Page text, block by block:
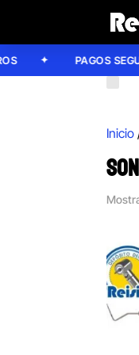
PAGOS
Inicio